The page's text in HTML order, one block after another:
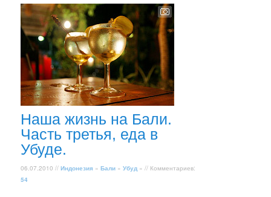
Наша жизнь на Бали.
Часть третья, еда в
Убуде.
06.07.2010 //Индонезия »Бали »Убуд » // Комментариев:
54